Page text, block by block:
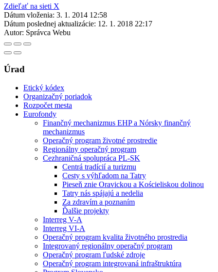
Zdieľať na sieti X
Dátum vloženia: 3. 1. 2014 12:58
Dátum poslednej aktualizácie: 12. 1. 2018 22:17
Autor: Správca Webu
Úrad
Etický kódex
Organizačný poriadok
Rozpočet mesta
Eurofondy
Finančný mechanizmus EHP a Nórsky finančný
mechanizmus
Operačný program životné prostredie
Regionálny operačný program
Cezhraničná spolupráca PL-SK
Centrá tradícií a turizmu
Cesty s výhľadom na Tatry
Pieseň znie Oravickou a Kościeliskou dolinou
Tatry nás spájajú a nedelia
Za zdravím a poznaním
Ďalšie projekty
Interreg V-A
Interreg VI-A
Operačný program kvalita životného prostredia
Integrovaný regionálny operačný program
Operačný program ľudské zdroje
Operačný program integrovaná infraštruktúra